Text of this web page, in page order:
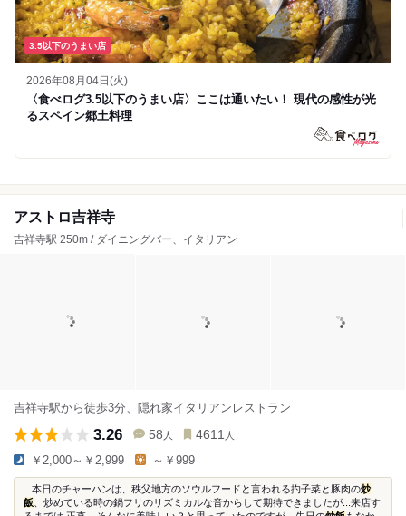
3.5以下のうまい店
2026年08月04日(火)
〈食べログ3.5以下のうまい店〉ここは通いたい！ 現代の感性が光
るスペイン郷土料理
アストロ吉祥寺
吉祥寺駅 250m / ダイニングバー、イタリアン
吉祥寺駅から徒歩3分、隠れ家イタリアンレストラン
3.26 58 人 4611 人
￥2,000～￥2,999 ～￥999
...本日のチャーハンは、秩父地方のソウルフードと言われる扚子菜と豚肉の炒
飯 、炒めている時の鍋フリのリズミカルな音からして期待できましたが...来店す